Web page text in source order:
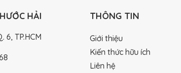
HẢI
6, TP.HCM
THÔNG TIN
Giới thiệu
Kiến thức hữu ích
Liên hệ